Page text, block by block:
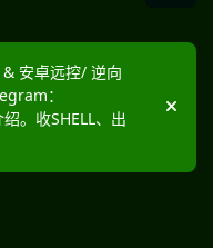
安卓远控/ 逆向
：
。收SHELL、出
隐藏